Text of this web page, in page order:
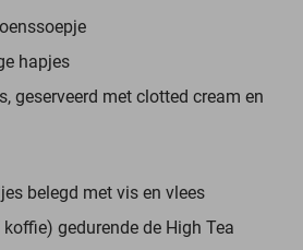
hapjes
geserveerd met clotted cream en
belegd met vis en vlees
gedurende de High Tea